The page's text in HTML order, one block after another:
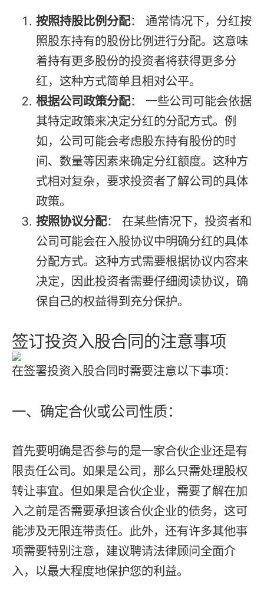
按照持股比例分配： 通常情况下，分红按
照股东持有的股份比例进行分配。这意味
着持有更多股份的投资者将获得更多分
红，这种方式简单且相对公平。
根据公司政策分配： 一些公司可能会依据
其特定政策来决定分红的分配方式。例
如，公司可能会考虑股东持有股份的时
间、数量等因素来确定分红额度。这种方
式相对复杂，要求投资者了解公司的具体
政策。
按照协议分配： 在某些情况下，投资者和
公司可能会在入股协议中明确分红的具体
分配方式。这种方式需要根据协议内容来
决定，因此投资者需要仔细阅读协议，确
保自己的权益得到充分保护。
签订投资入股合同的注意事项
在签署投资入股合同时需要注意以下事项：
一、确定合伙或公司性质：
首先要明确是否参与的是一家合伙企业还是有
限责任公司。如果是公司，那么只需处理股权
转让事宜。但如果是合伙企业，需要了解在加
入之前是否需要承担该合伙企业的债务，这可
能涉及无限连带责任。此外，还有许多其他事
项需要特别注意，建议聘请法律顾问全面介
入，以最大程度地保护您的利益。